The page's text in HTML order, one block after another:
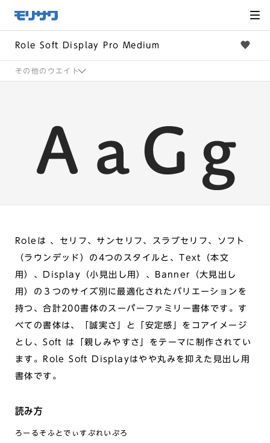
メ
ニュー
飛ばし
へ移動
Role Soft Display Pro Medium
その他のウエイト
Roleは 、セリフ、サンセリフ、スラブセリフ、ソフト
（ラウンデッド）の4つのスタイルと、Text（本文
用）、Display（小見出し用）、Banner（大見出し
用）の３つのサイズ別に最適化されたバリエーションを
持つ、合計200書体のスーパーファミリー書体です。す
べての書体は、「誠実さ」と「安定感」をコアイメージ
とし、Soft は「親しみやすさ」をテーマに制作されてい
ます。Role Soft Displayはやや丸みを抑えた見出し用
書体です。
読み方
ろーるそふとでぃすぷれいぷろ